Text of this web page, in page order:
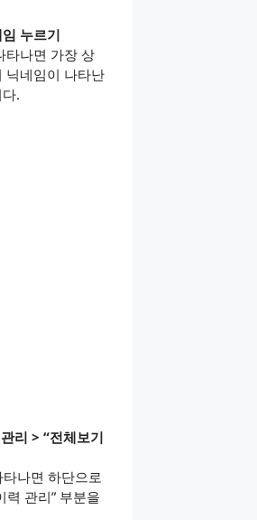
누르기
타나면 가장 상
닉네임이 나타난
.
리 > “전체보기
나면 하단으로
력 관리” 부분을